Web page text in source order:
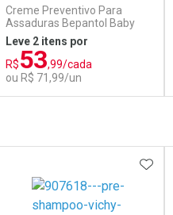
Creme Preventivo Para
Assaduras Bepantol Baby
Toy Story Personagens
Sortidos 120g
Leve 2 itens por
R$53,99/cada
ou R$ 71,99/un
Por Menos
AOS FAVORITOS